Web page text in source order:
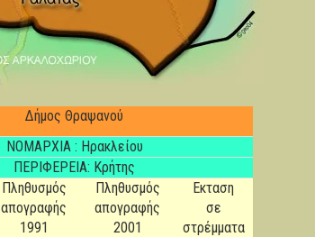
Δήμος Θραψανού
NOMAΡΧΙΑ : Ηρακλείου
ΠΕΡΙΦΕΡΕΙΑ: Κρήτης
Πληθυσμός
απογραφής
1991
Πληθυσμός
απογραφής
2001
Εκταση
σε
στρέμματα